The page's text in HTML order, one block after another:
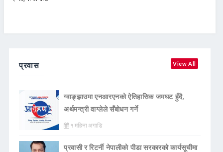
प्रवास View All
ग्वाङ्झाउमा एनआरएनको ऐतिहासिक जमघट हुँदै,
अर्थमन्त्री वाग्लेले सँबोधन गर्ने
१ महिना अगाडि
प्रवासी र रिटर्नी नेपालीको पीडा सरकारको कार्यसूचीमा